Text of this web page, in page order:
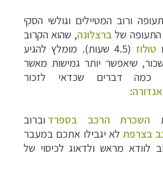
ורוב המטיילים וגולשי הסקי
התעופה של ברצלונה, שהוא הקרוב
טולוז
(4.5 שעות). מומלץ להגיע
שיאפשר יותר גמישות מאשר
כמה דברים שכדאי לזכור
:
השכרת הרכב בספרד וברוב
בצרפתלא יגבילו אתכם במעבר
לוודא מראש ולדאוג לכיסוי של